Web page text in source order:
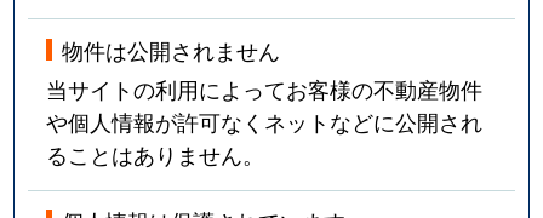
物件は公開されません
当サイトの利用によってお客様の不動産物件
や個人情報が許可なくネットなどに公開され
ることはありません。